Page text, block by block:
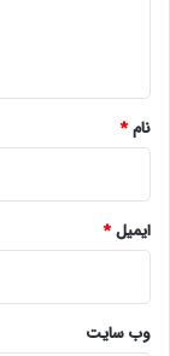
نام*
ایمیل*
وب‌ سایت